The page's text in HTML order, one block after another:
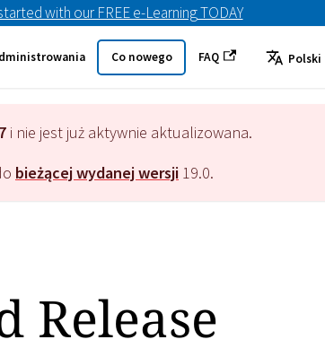
with our FREE e-Learning TODAY
Co nowego FAQ Polski
i nie jest już aktywnie aktualizowana.
bieżącej wydanej wersji 19.0.
Release